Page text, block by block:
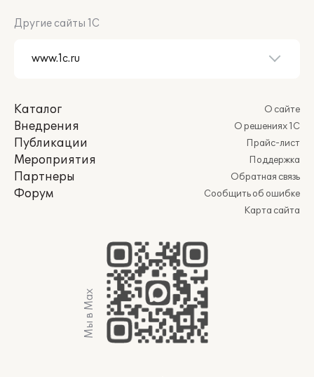
Другие сайты 1С
Каталог
Внедрения
Публикации
Мероприятия
Партнеры
Форум
О сайте
О решениях 1С
Прайс-лист
Поддержка
Обратная связь
Сообщить об ошибке
Карта сайта
Мы в Max